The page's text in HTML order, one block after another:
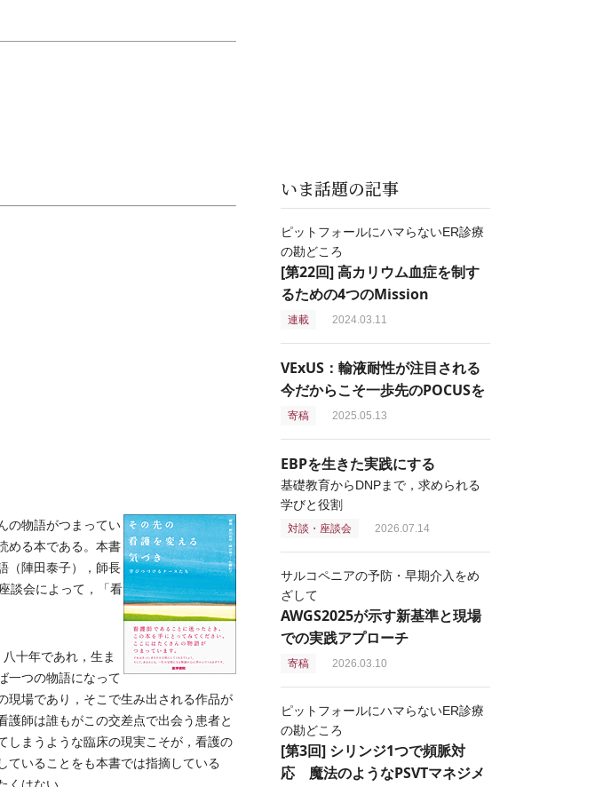
の物語がつまってい
める本である。本書
（陣田泰子），師長
談会によって，「看
十年であれ，生ま
一つの物語になって
場であり，そこで生み出される作品が
護師は誰もがこの交差点で出会う患者と
しまうような臨床の現実こそが，看護の
ていることをも本書では指摘している
いま話題の記事
ピットフォールにハマらないER診療
の勘どころ
[第22回] 高カリウム血症を制す
るための4つのMission
連載 2024.03.11
VExUS：輸液耐性が注目される
今だからこそ一歩先のPOCUSを
寄稿 2025.05.13
EBPを生きた実践にする
基礎教育からDNPまで，求められる
学びと役割
対談・座談会 2026.07.14
サルコペニアの予防・早期介入をめ
ざして
AWGS2025が示す新基準と現場
での実践アプローチ
寄稿 2026.03.10
ピットフォールにハマらないER診療
の勘どころ
[第3回] シリンジ1つで頻脈対
応 魔法のようなPSVTマネジメ